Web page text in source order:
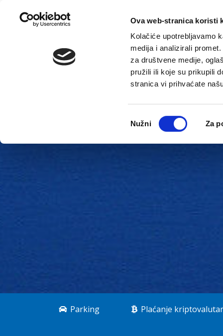
Ova web-stranica koristi
Kolačiće upotrebljavamo
medija i analizirali
za društvene medije,
pružili ili koje su prikupili
stranica vi prihvaćate
pristanka
Nužni Za
Gradska uprava
Parking Plaćanje